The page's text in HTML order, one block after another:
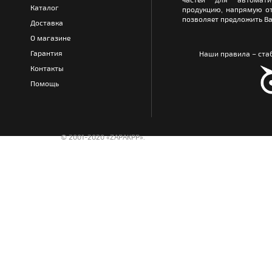
Каталог
Доставка
О магазине
Гарантия
Контакты
Помощь
продукцию, напрямую
позволяет предложить
Наши правила –
© 2001-2020 «ZAPAKPP».